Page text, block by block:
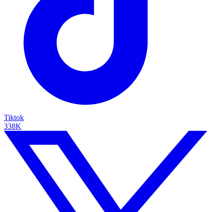
Tiktok
338K